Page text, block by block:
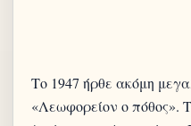
Το 1947 ήρθε ακόμη
«Λεωφορείον ο πόθος».